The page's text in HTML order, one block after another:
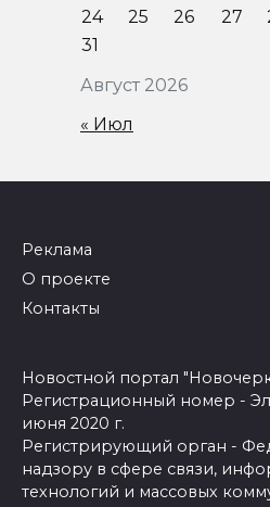
Август 2026
24 25 26 27
31
« Июл
Реклама
О проекте
Контакты
Новостной портал
Регистрационный номер -
июня 2020 г.
Регистрирующий орган -
надзору в сфере связи,
технологий и массовых